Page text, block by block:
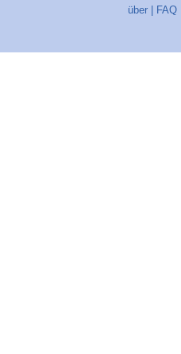
über FAQ